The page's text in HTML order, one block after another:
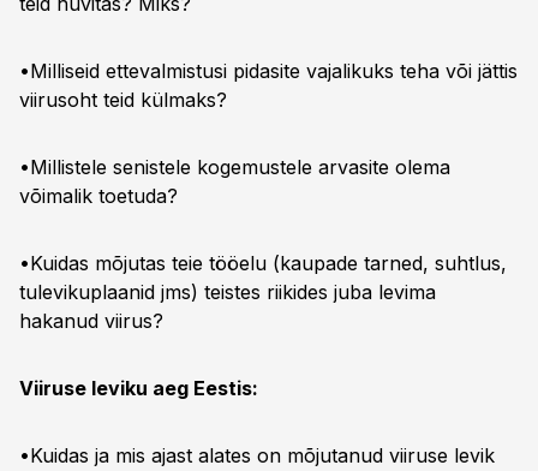
•Milliseid ettevalmistusi pidasite vajalikuks teha või jättis
viirusoht teid külmaks?
•Millistele senistele kogemustele arvasite olema
võimalik toetuda?
•Kuidas mõjutas teie tööelu (kaupade tarned, suhtlus,
tulevikuplaanid jms) teistes riikides juba levima
hakanud viirus?
Viiruse leviku aeg Eestis:
•Kuidas ja mis ajast alates on mõjutanud viiruse levik